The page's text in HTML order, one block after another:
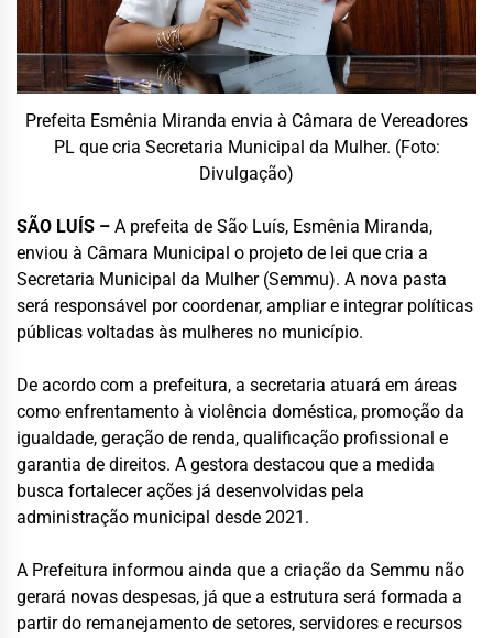
Prefeita Esmênia Miranda envia à Câmara de Vereadores
PL que cria Secretaria Municipal da Mulher. (Foto:
Divulgação)
SÃO LUÍS – A prefeita de São Luís, Esmênia Miranda,
enviou à Câmara Municipal o projeto de lei que cria a
Secretaria Municipal da Mulher (Semmu). A nova pasta
será responsável por coordenar, ampliar e integrar políticas
públicas voltadas às mulheres no município.
De acordo com a prefeitura, a secretaria atuará em áreas
como enfrentamento à violência doméstica, promoção da
igualdade, geração de renda, qualificação profissional e
garantia de direitos. A gestora destacou que a medida
busca fortalecer ações já desenvolvidas pela
administração municipal desde 2021.
A Prefeitura informou ainda que a criação da Semmu não
gerará novas despesas, já que a estrutura será formada a
partir do remanejamento de setores, servidores e recursos